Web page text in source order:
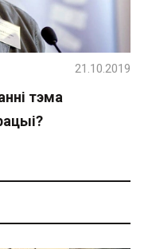
тэма
21.10.2019